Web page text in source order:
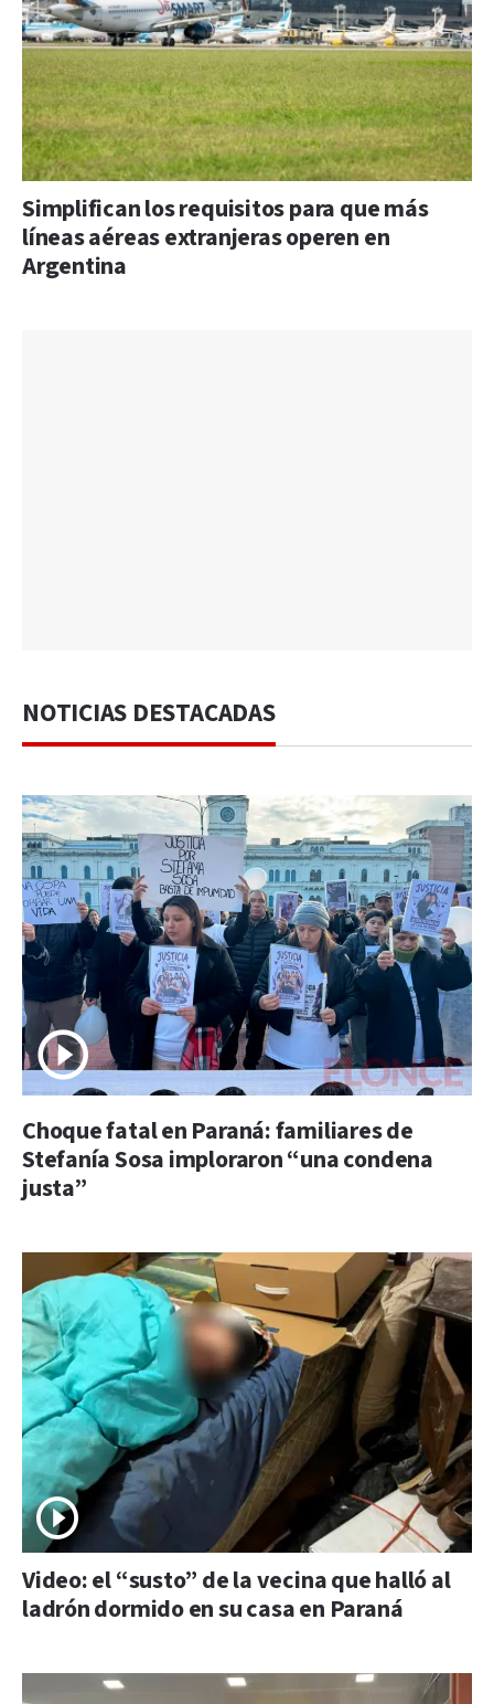
Simplifican los requisitos para que más
líneas aéreas extranjeras operen en
Argentina
NOTICIAS DESTACADAS
Choque fatal en Paraná: familiares de
Stefanía Sosa imploraron “una condena
justa”
Video: el “susto” de la vecina que halló al
ladrón dormido en su casa en Paraná